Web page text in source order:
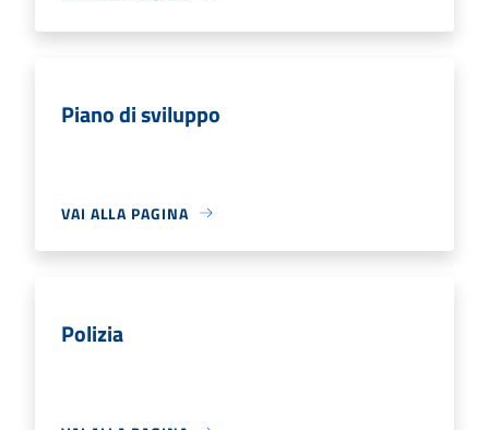
Piano di sviluppo
VAI ALLA PAGINA
Polizia